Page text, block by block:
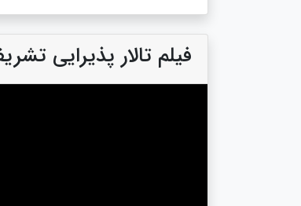
فیلم تالار پذیرایی